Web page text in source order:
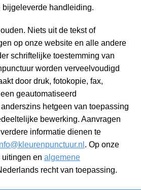
bijgeleverde handleiding.
Niets uit de tekst of
op onze website en alle andere
schriftelijke toestemming van
worden verveelvoudigd
door druk, fotokopie, fax,
geautomatiseerd
hetgeen van toepassing
bewerking. Aanvragen
informatie dienen te
. Op onze
en algemene
recht van toepassing.